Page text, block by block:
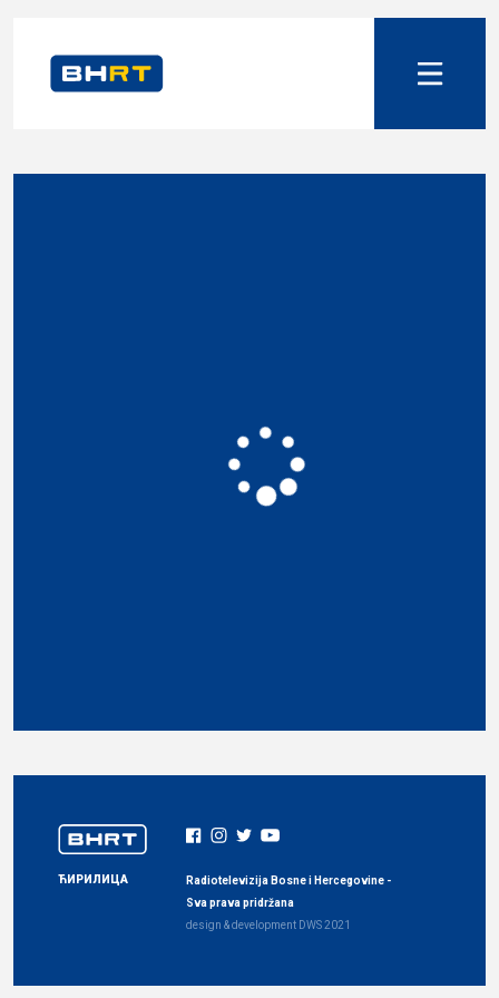
ЋИРИЛИЦА
Radiotelevizija Bosne i Hercegovine -
Sva prava pridržana
design & development DWS2021